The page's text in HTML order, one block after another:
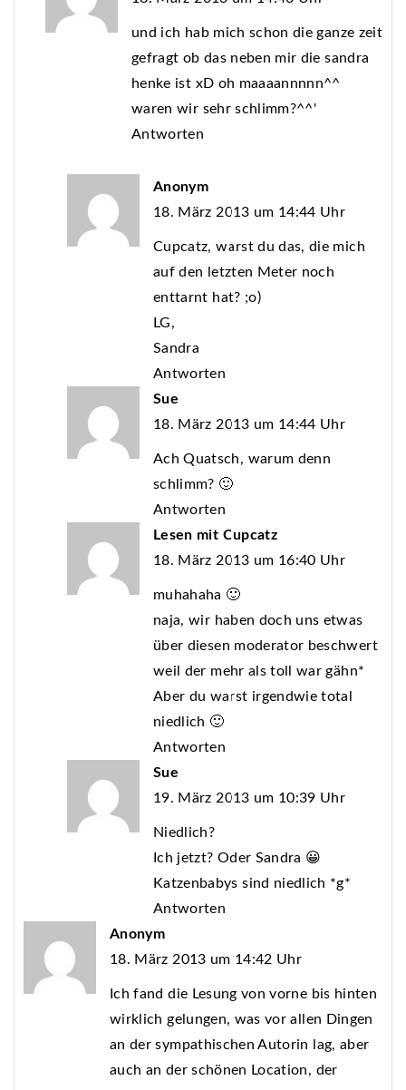
und ich hab mich schon die ganze zeit
gefragt ob das neben mir die sandra
henke ist xD oh maaaannnnn^^
waren wir sehr schlimm?^^'
Antworten
Anonym
18. März 2013 um 14:44 Uhr
Cupcatz, warst du das, die mich
auf den letzten Meter noch
enttarnt hat? ;o)
LG,
Sandra
Antworten
Sue
18. März 2013 um 14:44 Uhr
Ach Quatsch, warum denn
schlimm? 🙂
Antworten
Lesen mit Cupcatz
18. März 2013 um 16:40 Uhr
muhahaha 🙂
naja, wir haben doch uns etwas
über diesen moderator beschwert
weil der mehr als toll war gähn*
Aber du warst irgendwie total
niedlich 🙂
Antworten
Sue
19. März 2013 um 10:39 Uhr
Niedlich?
Ich jetzt? Oder Sandra 😀
Katzenbabys sind niedlich *g*
Antworten
Anonym
18. März 2013 um 14:42 Uhr
Ich fand die Lesung von vorne bis hinten
wirklich gelungen, was vor allen Dingen
an der sympathischen Autorin lag, aber
auch an der schönen Location, der